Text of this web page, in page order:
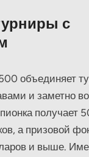
с
объединяет
и заметно
получает
а призовой
и выше.